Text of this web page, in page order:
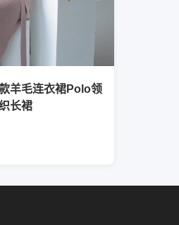
羊毛连衣裙Polo领
长裙